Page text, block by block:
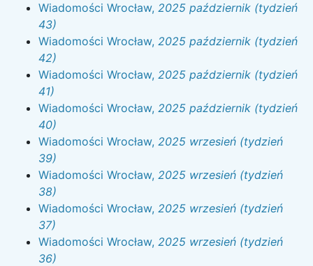
Wiadomości Wrocław, 2025 październik (tydzień
43)
Wiadomości Wrocław, 2025 październik (tydzień
42)
Wiadomości Wrocław, 2025 październik (tydzień
41)
Wiadomości Wrocław, 2025 październik (tydzień
40)
Wiadomości Wrocław, 2025 wrzesień (tydzień
39)
Wiadomości Wrocław, 2025 wrzesień (tydzień
38)
Wiadomości Wrocław, 2025 wrzesień (tydzień
37)
Wiadomości Wrocław, 2025 wrzesień (tydzień
36)